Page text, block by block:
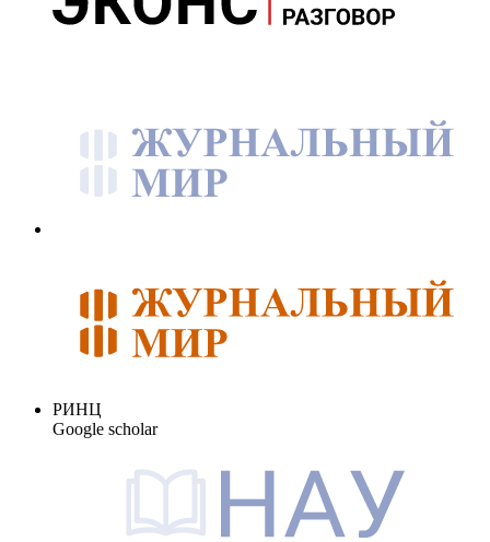
РИНЦ
Google scholar